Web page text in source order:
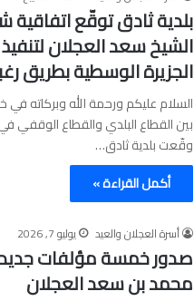
بلدية ثادق توقّع
الشيخ سعد العجلان
الجزيرة الوسطية بطريق
السلام عليكم ورحمة الله وبركاته
بين القطاع البلدي والقطاع الوقفي
وقّعت بلدية ثادق…
أكمل القراءة »
أسرة العجلان والعيد يوليو 7, 2026
صدور خمسة مؤلفات
محمد بن سعد العجلان